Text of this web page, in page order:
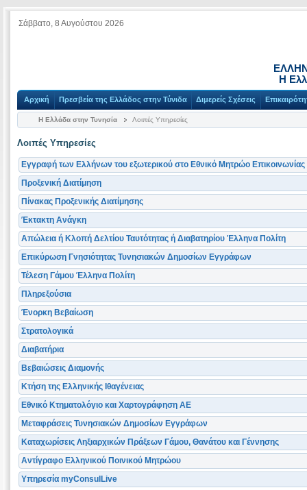
Σάββατο, 8 Αυγούστου 2026
Η
Αρχική Πρεσβεία της Ελλάδος στην Τύνιδα Διμερείς Σχέσεις
Η Ελλάδα στην Τυνησία Λοιπές Υπηρεσίες
Λοιπές Υπηρεσίες
Εγγραφή των Ελλήνων του εξωτερικού στο Εθνικό Μητρώο Επικοινωνίας
Προξενική Διατίμηση
Πίνακας Προξενικής Διατίμησης
Έκτακτη Ανάγκη
Απώλεια ή Κλοπή Δελτίου Ταυτότητας ή Διαβατηρίου Έλληνα Πολίτη
Επικύρωση Γνησιότητας Τυνησιακών Δημοσίων Εγγράφων
Τέλεση Γάμου Έλληνα Πολίτη
Πληρεξούσια
Ένορκη Βεβαίωση
Στρατολογικά
Διαβατήρια
Βεβαιώσεις Διαμονής
Κτήση της Ελληνικής Ιθαγένειας
Εθνικό Κτηματολόγιο και Χαρτογράφηση ΑΕ
Μεταφράσεις Τυνησιακών Δημοσίων Εγγράφων
Καταχωρίσεις Ληξιαρχικών Πράξεων Γάμου, Θανάτου και Γέννησης
Αντίγραφο Ελληνικού Ποινικού Μητρώου
Υπηρεσία myConsulLive